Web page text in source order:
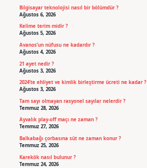
Bilgisayar teknolojisi nasıl bir bölümdür ?
Ağustos 6, 2026
Kelime terim midir ?
Ağustos 5, 2026
Avanos’un nüfusu ne kadardır ?
Ağustos 4, 2026
21 ayet nedir ?
Ağustos 3, 2026
2024’te ehliyet ve kimlik birleştirme ücreti ne kadar ?
Ağustos 3, 2026
Tam sayı olmayan rasyonel sayılar nelerdir ?
Temmuz 28, 2026
Ayvalık play-off maçı ne zaman ?
Temmuz 27, 2026
Balkabağı çorbasına süt ne zaman konur ?
Temmuz 25, 2026
Karekök nasıl bulunur ?
Temmuz 24, 2026